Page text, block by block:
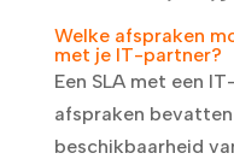
Welke afspraken
met je IT-partner?
Een SLA met een
afspraken
beschikbaarheid